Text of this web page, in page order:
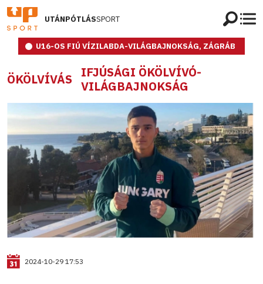
UTÁNPÓTLÁSSPORT
U16-OS FIÚ VÍZILABDA-VILÁGBAJNOKSÁG, ZÁGRÁB
ÖKÖLVÍVÁS
IFJÚSÁGI ÖKÖLVÍVÓ-
VILÁGBAJNOKSÁG
2024-10-29 17:53